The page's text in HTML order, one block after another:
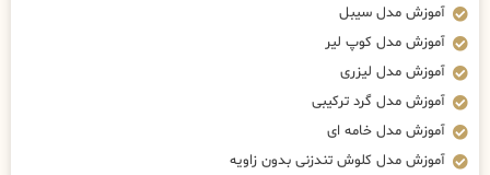
آموزش مدل سیبل
آموزش مدل کوپ لیر
آموزش مدل لیزری
آموزش مدل گرد ترکیبی
آموزش مدل خامه ای
آموزش مدل کلوش تندزنی بدون زاویه